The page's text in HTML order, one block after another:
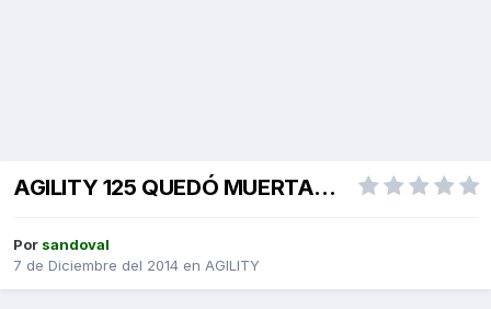
AGILITY 125 QUEDÓ MUERTA...
Por sandoval
7 de Diciembre del 2014 en AGILITY